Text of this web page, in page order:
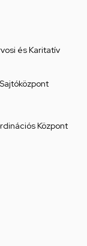
és Karitatív
Központ